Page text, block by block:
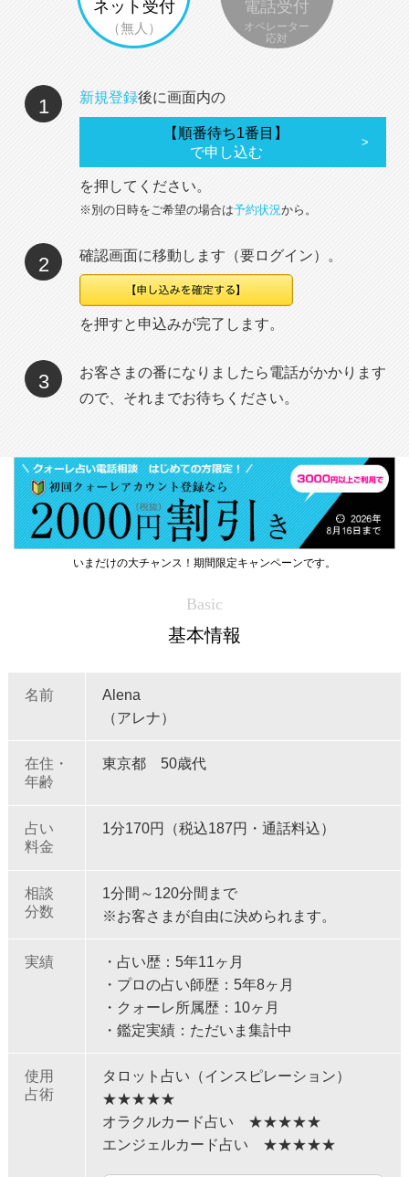
ネット受付
（無人）
電話受付
オペレーター
応対
1 新規登録後に画面内の
【順番待ち1番目】
で申し込む
を押してください。
※別の日時をご希望の場合は予約状況から。
2 確認画面に移動します（要ログイン）。
を押すと申込みが完了します。
3
お客さまの番になりましたら電話がかかります
ので、それまでお待ちください。
いまだけの大チャンス！期間限定キャンペーンです。
Basic
基本情報
名前
Alena
（アレナ）
在住・
年齢
東京都 50歳代
占い
料金
1分170円（税込187円・通話料込）
相談
分数
1分間～120分間まで
※お客さまが自由に決められます。
実績
・占い歴：5年11ヶ月
・プロの占い師歴：5年8ヶ月
・クォーレ所属歴：10ヶ月
・鑑定実績：ただいま集計中
使用
占術
タロット占い（インスピレーション）
★★★★★
オラクルカード占い ★★★★★
エンジェルカード占い ★★★★★